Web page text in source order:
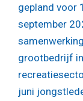
gepland voor
september
grootbedrijf
juni